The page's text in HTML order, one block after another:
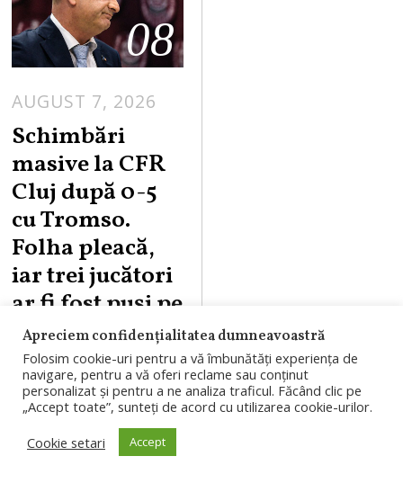
08
AUGUST 7, 2026
Schimbări
masive la CFR
Cluj după 0-5
cu Tromso.
Folha pleacă,
iar trei jucători
ar fi fost puși pe
liber
CFR Cluj face
schimbări
importante după
0-5 cu Tromso.
Apreciem confidențialitatea dumneavoastră
Folosim cookie-uri pentru a vă îmbunătăți experiența de
navigare, pentru a vă oferi reclame sau conținut
personalizat și pentru a ne analiza traficul. Făcând clic pe
„Accept toate”, sunteți de acord cu utilizarea cookie-urilor.
Cookie setari
Accept